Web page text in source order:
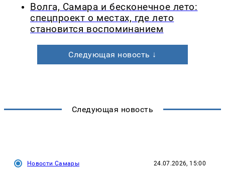
Волга, Самара и бесконечное лето:
спецпроект о местах, где лето
становится воспоминанием
Следующая новость ↓
Следующая новость
Новости Самары 24.07.2026, 15:00